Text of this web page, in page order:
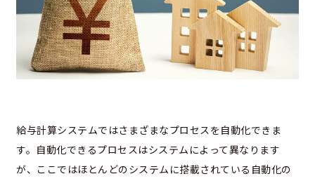
給与計算システムではさまざまなプロセスを自動化できま
す。自動化できるプロセスはシステムによって異なります
が、ここではほとんどのシステムに搭載されている自動化の